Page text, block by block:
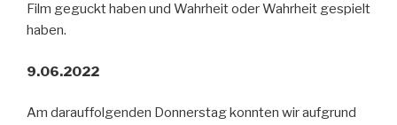
Film geguckt haben und Wahrheit oder Wahrheit gespielt
haben.
9.06.2022
Am darauffolgenden Donnerstag konnten wir aufgrund